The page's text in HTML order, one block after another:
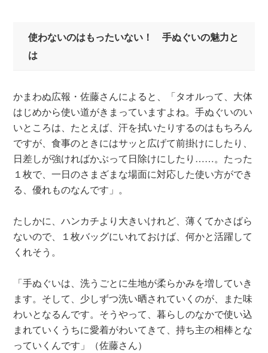
使わないのはもったいない！ 手ぬぐいの魅力と
は
かまわぬ広報・佐藤さんによると、「タオルって、大体
はじめから使い道がきまっていますよね。手ぬぐいのい
いところは、たとえば、汗を拭いたりするのはもちろん
ですが、食事のときにはサッと広げて前掛けにしたり、
日差しが強ければかぶって日除けにしたり……。たった
１枚で、一日のさまざまな場面に対応した使い方ができ
る、優れものなんです」。
たしかに、ハンカチより大きいけれど、薄くてかさばら
ないので、１枚バッグにいれておけば、何かと活躍して
くれそう。
「手ぬぐいは、洗うごとに生地が柔らかみを増していき
ます。そして、少しずつ洗い晒されていくのが、また味
わいとなるんです。そうやって、暮らしのなかで使い込
まれていくうちに愛着がわいてきて、持ち主の相棒とな
っていくんです」（佐藤さん）